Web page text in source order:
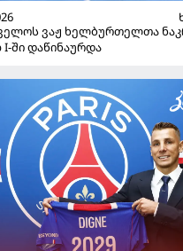
ვაჟ ხელბურთელთა
I-ში დაწინაურდა